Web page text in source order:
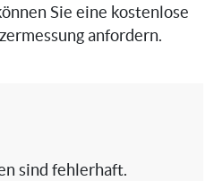
Sie eine kostenlose
anfordern.
sind fehlerhaft.